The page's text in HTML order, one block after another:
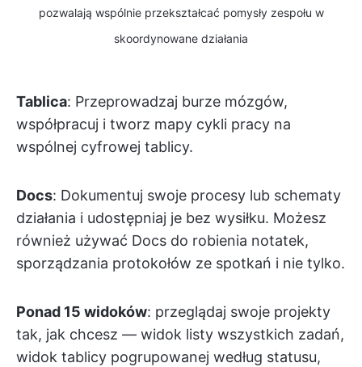
pozwalają wspólnie przekształcać pomysły zespołu w
skoordynowane działania
Tablica: Przeprowadzaj burze mózgów,
współpracuj i tworz mapy cykli pracy na
wspólnej cyfrowej tablicy.
Docs: Dokumentuj swoje procesy lub schematy
działania i udostępniaj je bez wysiłku. Możesz
również używać Docs do robienia notatek,
sporządzania protokołów ze spotkań i nie tylko.
Ponad 15 widoków: przeglądaj swoje projekty
tak, jak chcesz — widok listy wszystkich zadań,
widok tablicy pogrupowanej według statusu,